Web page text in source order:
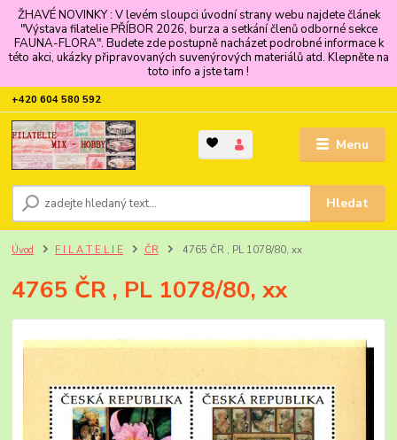
ŽHAVÉ NOVINKY : V levém sloupci úvodní strany webu najdete článek
"Výstava filatelie PŘÍBOR 2026, burza a setkání členů odborné sekce
FAUNA-FLORA". Budete zde postupně nacházet podrobné informace k
této akci, ukázky připravovaných suvenýrových materiálů atd. Klepněte na
toto info a jste tam !
Menu
Hledat
+420 604 580 592
Úvod F I L A T E L I E ČR 4765 ČR , PL 1078/80, xx
4765 ČR , PL 1078/80, xx